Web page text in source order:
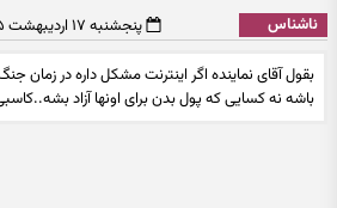
ناشناس پنجشنبه ۱۷ اردیبهشت ۱۴۰۵ | ۱۳:۲۷
بقول آقای نماینده اگر اینترنت مشکل داره در زمان
باشه نه کسایی که پول بدن برای اونها آزاد